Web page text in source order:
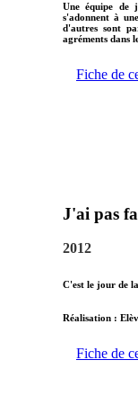
Une équipe de
s'adonnent à
d'autres sont
agréments dans
Fiche de
J'ai pas
2012
C'est le jour de
Réalisation :
Fiche de